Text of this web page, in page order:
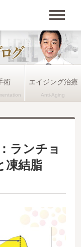
術 エイジング治療
ランチョ
凍結脂